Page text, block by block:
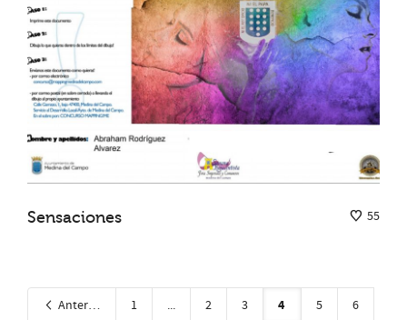
55
Sensaciones
Anterior 1 ... 2 3 4 5 6